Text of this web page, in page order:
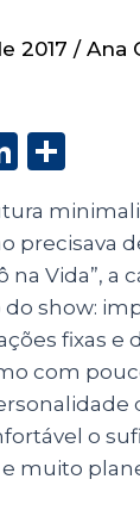
2017 / Ana
Li
k
e
dI
n
a
re
precisava
na Vida”,
show:
fixas e
com
o
muito